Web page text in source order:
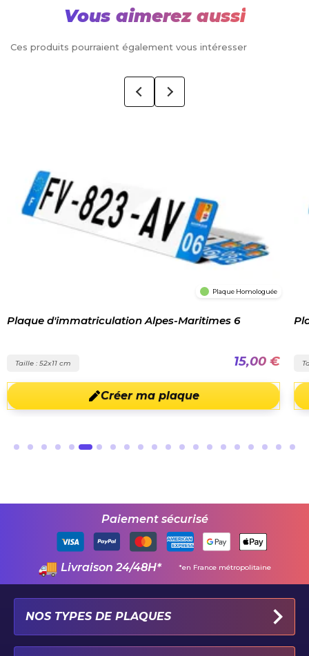
Vous aimerez aussi
Ces produits pourraient également vous intéresser
Plaque Homologuée
Plaque d'immatriculation Alpes-Maritimes 6
Taille : 52x11 cm 15,00 €
Créer ma plaque
Paiement sécurisé
Livraison 24/48H* *en France métropolitaine
NOS TYPES DE PLAQUES